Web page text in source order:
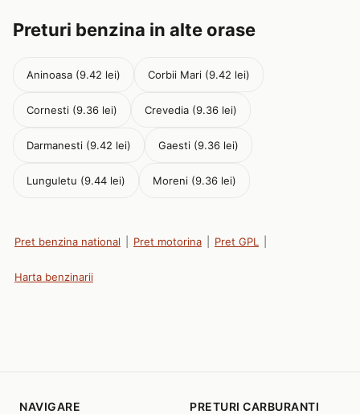
Preturi benzina in alte orase
Aninoasa (9.42 lei) Corbii Mari (9.42 lei)
Cornesti (9.36 lei) Crevedia (9.36 lei)
Darmanesti (9.42 lei) Gaesti (9.36 lei)
Lunguletu (9.44 lei) Moreni (9.36 lei)
Pret benzina national Pret motorina Pret GPL
Harta benzinarii
NAVIGARE PRETURI CARBURANTI